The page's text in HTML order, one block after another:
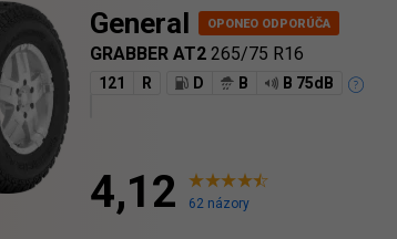
General
GRABBER AT2 265/75 R16
121 R D B B 75dB
4,12
62 názory